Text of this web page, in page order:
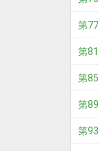
第
第
第
第
第